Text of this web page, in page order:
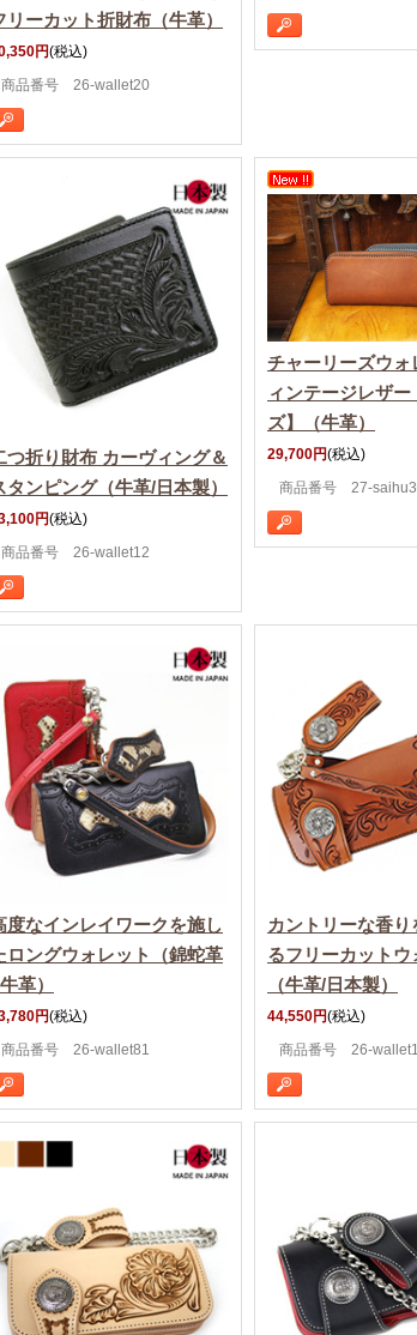
リーカット折財布（牛革）
円(税込)
商品番号 26-wallet20
つ折り財布 カーヴィング＆
タンピング（牛革/日本製）
円(税込)
商品番号 26-wallet12
チャーリーズウ
ィンテージレザー
ズ】（牛革）
29,700円(税込)
商品番号 27-
度なインレイワークを施し
ロングウォレット（錦蛇革
革）
円(税込)
商品番号 26-wallet81
カントリーな香
るフリーカットウ
（牛革/日本製）
44,550円(税込)
商品番号 26-